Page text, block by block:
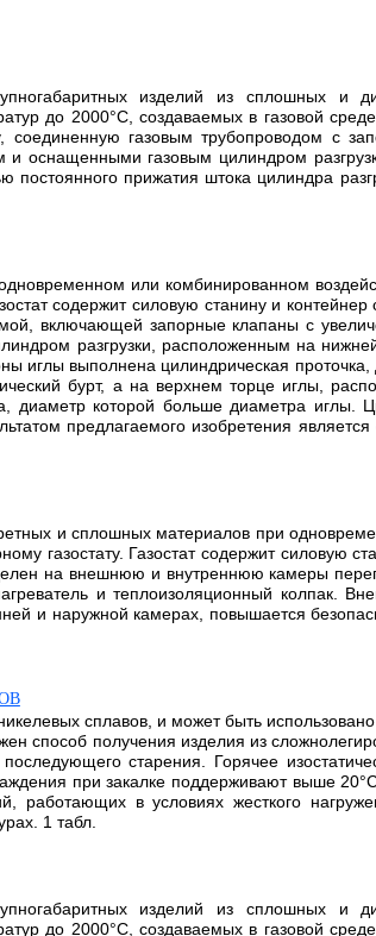
изделий из сплошных и
до 2000°C, создаваемых в газовой среде
газовым трубопроводом с
газовым цилиндром
прижатия штока цилиндра
или комбинированном
содержит силовую станину и
включающей запорные клапаны с
разгрузки, расположенным на
иглы выполнена цилиндрическая
бурт, а на верхнем торце иглы,
которой больше диаметра иглы.
предлагаемого изобретения является
и сплошных материалов при
газостату. Газостат содержит силовую
на внешнюю и внутреннюю камеры
и теплоизоляционный колпак.
и наружной камерах, повышается
сплавов, и может быть
способ получения изделия из
старения. Горячее
при закалке поддерживают выше
работающих в условиях жесткого
1 табл.
изделий из сплошных и
до 2000°С, создаваемых в газовой среде